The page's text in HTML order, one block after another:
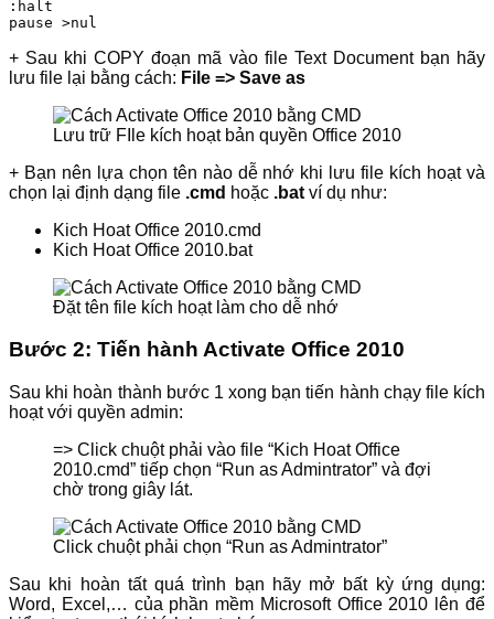
:halt
pause >nul
+ Sau khi COPY đoạn mã vào file Text Document bạn hãy
lưu file lại bằng cách: File => Save as
Lưu trữ FIle kích hoạt bản quyền Office 2010
+ Bạn nên lựa chọn tên nào dễ nhớ khi lưu file kích hoạt và
chọn lại định dạng file .cmd hoặc .bat ví dụ như:
Kich Hoat Office 2010.cmd
Kich Hoat Office 2010.bat
Đặt tên file kích hoạt làm cho dễ nhớ
Bước 2: Tiến hành Activate Office 2010
Sau khi hoàn thành bước 1 xong bạn tiến hành chạy file kích
hoạt với quyền admin:
=> Click chuột phải vào file “Kich Hoat Office
2010.cmd” tiếp chọn “Run as Admintrator” và đợi
chờ trong giây lát.
Click chuột phải chọn “Run as Admintrator”
Sau khi hoàn tất quá trình bạn hãy mở bất kỳ ứng dụng:
Word, Excel,… của phần mềm Microsoft Office 2010 lên để